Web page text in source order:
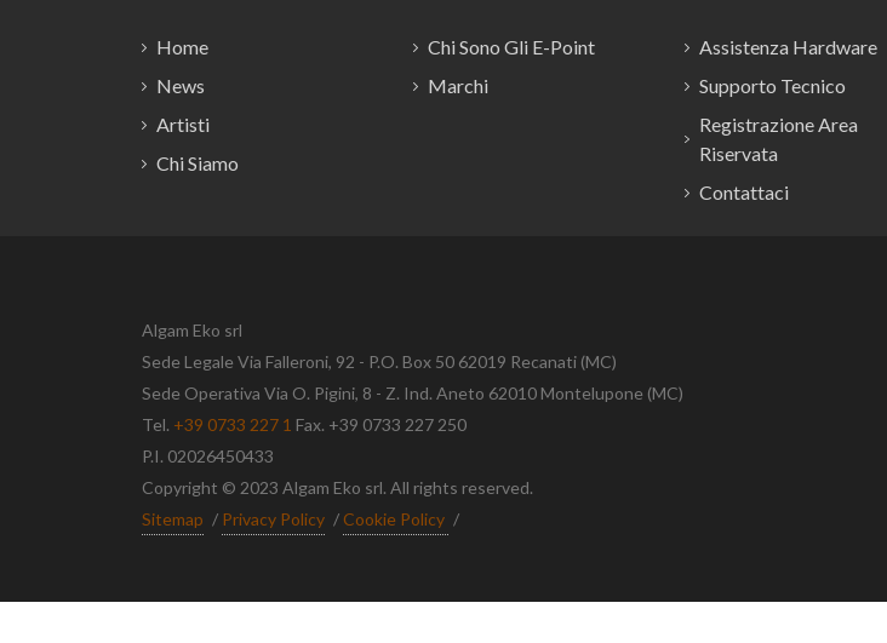
Home
News
Artisti
Chi Siamo
Chi Sono Gli E-Point
Marchi
Assistenza Hardware
Supporto Tecnico
Registrazione Area
Riservata
Contattaci
Algam Eko srl
Sede Legale Via Falleroni, 92 - P.O. Box 50 62019 Recanati (MC)
Sede Operativa Via O. Pigini, 8 - Z. Ind. Aneto 62010 Montelupone (MC)
Tel. +39 0733 227 1 Fax. +39 0733 227 250
P.I. 02026450433
Copyright © 2023 Algam Eko srl. All rights reserved.
Sitemap / Privacy Policy / Cookie Policy /